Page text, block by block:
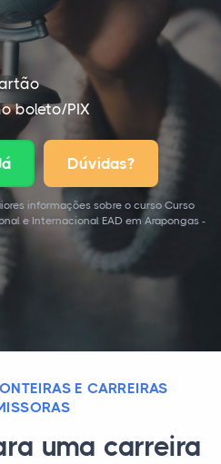
boleto/PIX
Dúvidas?
informações sobre o curso Curso
e Internacional EAD em Arapongas -
E CARREIRAS
uma carreira